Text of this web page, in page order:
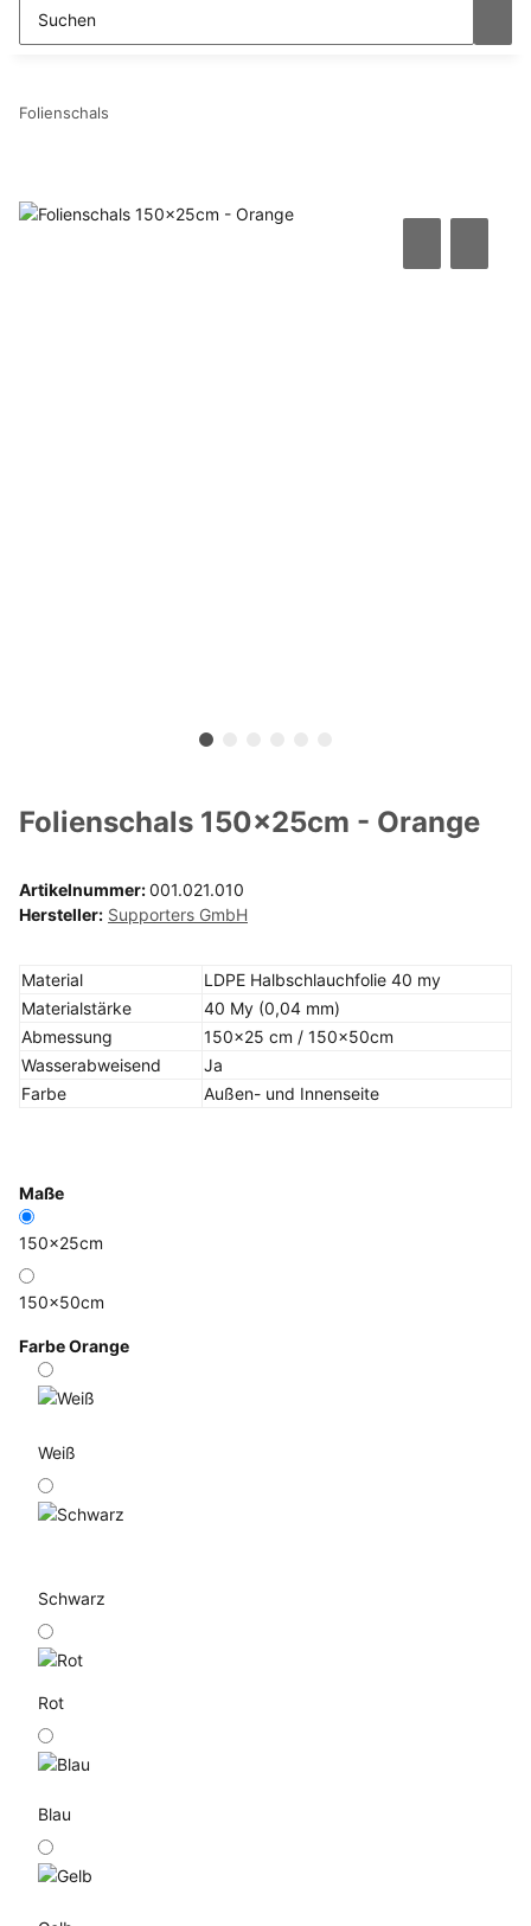
Folienschals
Folienschals 150x25cm - Orange
Artikelnummer:001.021.010
Hersteller: Supporters GmbH
Material
LDPE Halbschlauchfolie 40 my
Materialstärke
40 My (0,04 mm)
Abmessung
150x25 cm / 150x50cm
Wasserabweisend
Ja
Farbe
Außen- und Innenseite
Maße
150x25cm
150x50cm
FarbeOrange
Weiß
Schwarz
Rot
Blau